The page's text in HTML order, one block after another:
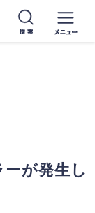
が発生し